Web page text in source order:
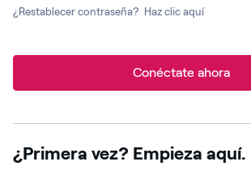
¿Restablecer contraseña? Haz clic aquí
Conéctate ahora
¿Primera vez? Empieza aquí.